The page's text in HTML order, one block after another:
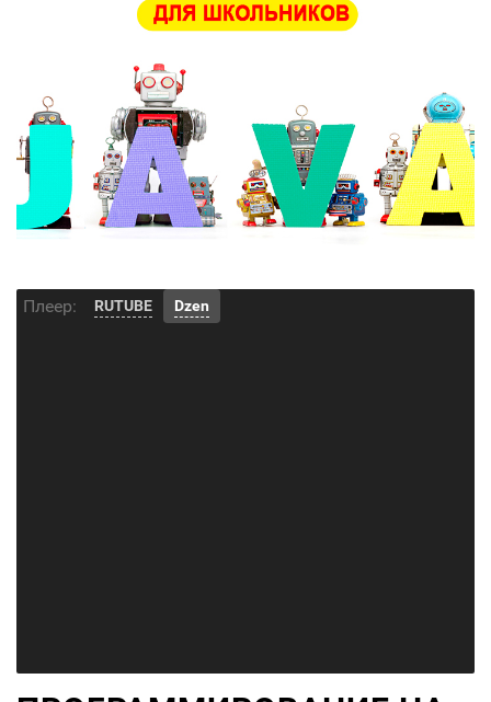
Плеер: RUTUBE Dzen